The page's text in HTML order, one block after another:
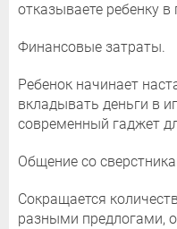
отказываете ребенку в
Финансовые затраты.
Ребенок начинает
вкладывать деньги в
современный гаджет
Общение со
Сокращается
разными предлогами,